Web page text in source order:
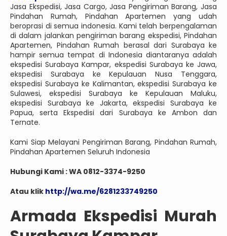
Jasa Ekspedisi, Jasa Cargo, Jasa Pengiriman Barang, Jasa
Pindahan Rumah, Pindahan Apartemen yang udah
beroprasi di semua indonesia. Kami telah berpengalaman
di dalam jalankan pengiriman barang ekspedisi, Pindahan
Apartemen, Pindahan Rumah berasal dari Surabaya ke
hampir semua tempat di Indonesia diantaranya adalah
ekspedisi Surabaya Kampar, ekspedisi Surabaya ke Jawa,
ekspedisi Surabaya ke Kepulauan Nusa Tenggara,
ekspedisi Surabaya ke Kalimantan, ekspedisi Surabaya ke
Sulawesi, ekspedisi Surabaya ke Kepulauan Maluku,
ekspedisi Surabaya ke Jakarta, ekspedisi Surabaya ke
Papua, serta Ekspedisi dari Surabaya ke Ambon dan
Ternate.
Kami Siap Melayani Pengiriman Barang, Pindahan Rumah,
Pindahan Apartemen Seluruh Indonesia
Hubungi Kami : WA 0812-3374-9250
Atau klik http://wa.me/6281233749250
Armada Ekspedisi Murah